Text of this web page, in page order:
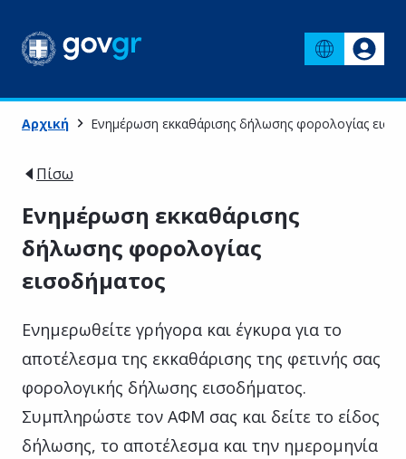
Αρχική Ενημέρωση εκκαθάρισης δήλωσης φορολογίας
Πίσω
Ενημέρωση εκκαθάρισης
δήλωσης φορολογίας
εισοδήματος
Ενημερωθείτε γρήγορα και έγκυρα για το
αποτέλεσμα της εκκαθάρισης της φετινής σας
φορολογικής δήλωσης εισοδήματος.
Συμπληρώστε τον ΑΦΜ σας και δείτε το είδος
δήλωσης, το αποτέλεσμα και την ημερομηνία